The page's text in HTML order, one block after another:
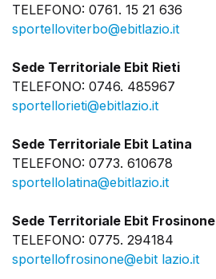
TELEFONO: 0761. 15 21 636
sportelloviterbo@ebitlazio.it
Sede Territoriale Ebit Rieti
TELEFONO: 0746. 485967
sportellorieti@ebitlazio.it
Sede Territoriale Ebit Latina
TELEFONO: 0773. 610678
sportellolatina@ebitlazio.it
Sede Territoriale Ebit Frosinone
TELEFONO: 0775. 294184
sportellofrosinone@ebit lazio.it